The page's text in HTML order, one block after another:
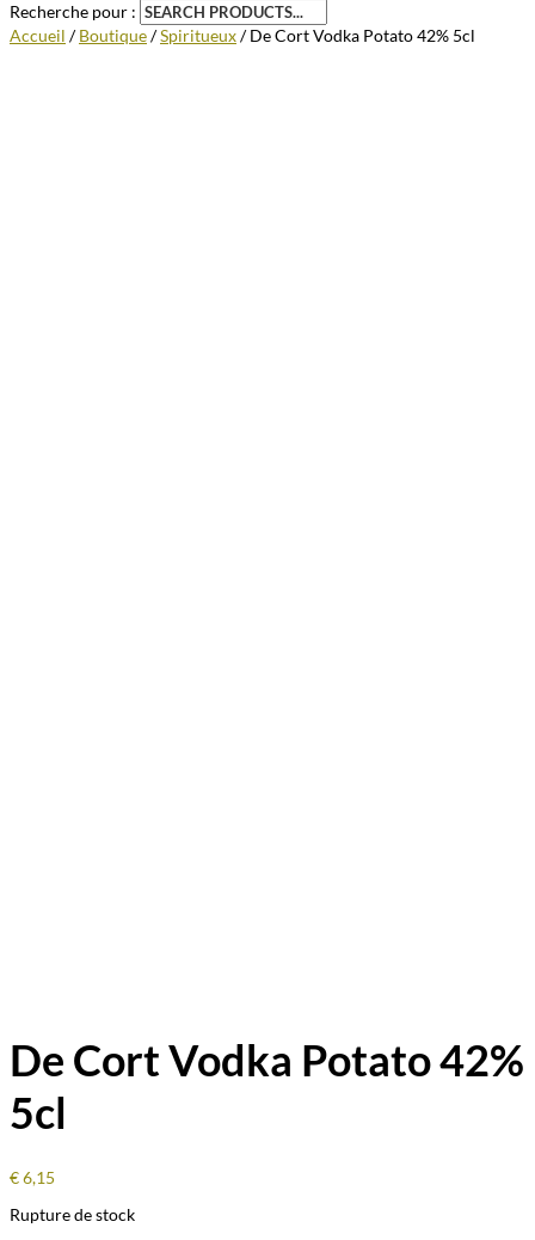
Recherche pour :
Accueil /Boutique/Spiritueux/ De Cort Vodka Potato 42% 5cl
De Cort Vodka Potato 42%
5cl
€6,15
Rupture de stock